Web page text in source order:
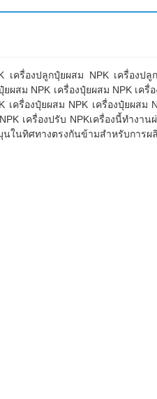
เครื่องปลูกปุ๋ยผสม NPK เครื่องปลู
ผสม NPK เครื่องปุ๋ยผสม NPK เครื่
เครื่องปุ๋ยผสม NPK เครื่องปุ๋ยผสม
เครื่องปรับ NPKเครื่องนี้ทํางา
ในทิศทางตรงกันข้ามสําหรับการผ